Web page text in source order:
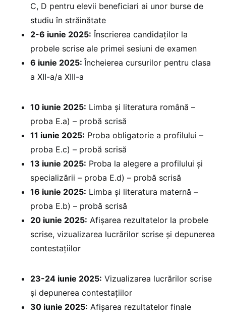
C, D pentru elevii beneficiari ai unor burse de
studiu în străinătate
2-6 iunie 2025: Înscrierea candidaților la
probele scrise ale primei sesiuni de examen
6 iunie 2025: Încheierea cursurilor pentru clasa
a XII-a/a XIII-a
10 iunie 2025: Limba și literatura română –
proba E.a) – probă scrisă
11 iunie 2025: Proba obligatorie a profilului –
proba E.c) – probă scrisă
13 iunie 2025: Proba la alegere a profilului și
specializării – proba E.d) – probă scrisă
16 iunie 2025: Limba și literatura maternă –
proba E.b) – probă scrisă
20 iunie 2025: ⁠Afișarea rezultatelor la probele
scrise, vizualizarea lucrărilor scrise și depunerea
contestațiilor
23-24 iunie 2025: Vizualizarea lucrărilor scrise
și depunerea contestațiilor
30 iunie 2025: ⁠Afișarea rezultatelor finale